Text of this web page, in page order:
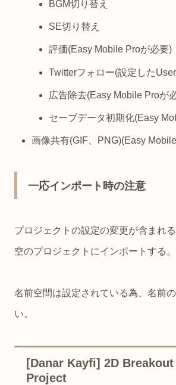
BGM切り替え
SE切り替え
評価(Easy Mobile Proが必要)
Twitterフォロー(設定した
広告除去(Easy Mobile Proが
セーブデータ初期化(Easy
画像共有(GIF、PNG)(Easy
一応インポート時の注意
プロジェクトの設定の変更が含まれ
空のプロジェクトにインポートする。
名前空間は設定されている為、名前
い。
[Danar Kayfi] 2D
Project